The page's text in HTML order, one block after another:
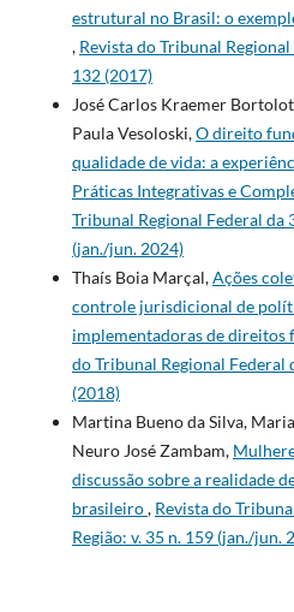
estrutural no Brasil: o
, Revista do Tribunal Regional
132 (2017)
José Carlos Kraemer
Paula Vesoloski,O direito
qualidade de vida: a
Práticas Integrativas e
Tribunal Regional Federal da
(jan./jun. 2024)
Thaís Boia Marçal,Ações
controle jurisdicional de
implementadoras de direitos
do Tribunal Regional Federal
(2018)
Martina Bueno da Silva,
Neuro José Zambam,
discussão sobre a realidade
brasileiro, Revista do
Região: v. 35 n. 159 (jan./jun.